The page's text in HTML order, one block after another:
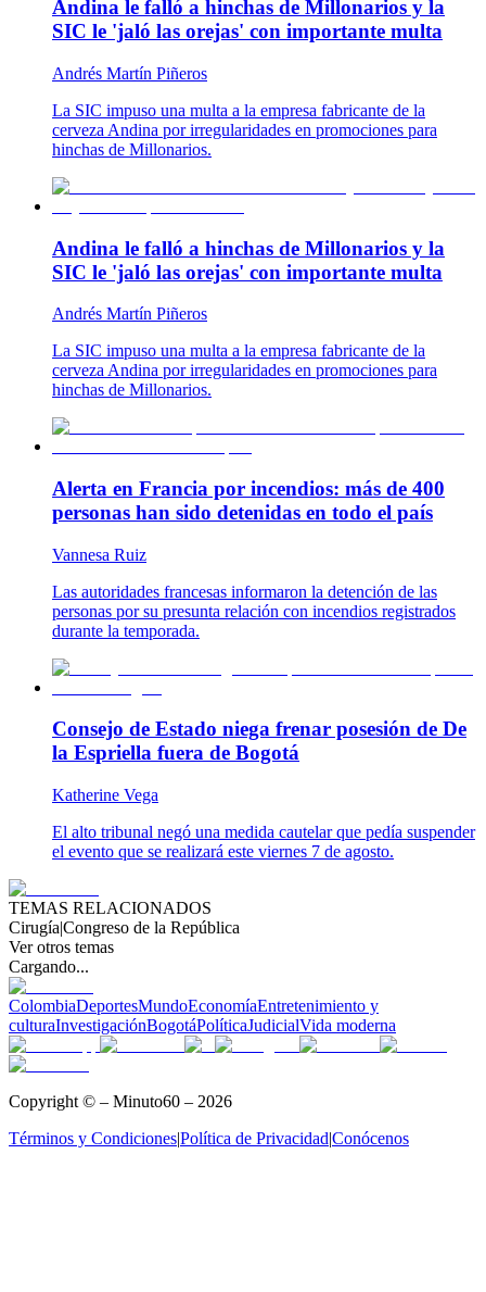
Andina le falló a hinchas de Millonarios y la
SIC le 'jaló las orejas' con importante multa
Andrés Martín Piñeros
La SIC impuso una multa a la empresa fabricante de la
cerveza Andina por irregularidades en promociones para
hinchas de Millonarios.
Andina le falló a hinchas de Millonarios y la
SIC le 'jaló las orejas' con importante multa
Andrés Martín Piñeros
La SIC impuso una multa a la empresa fabricante de la
cerveza Andina por irregularidades en promociones para
hinchas de Millonarios.
Alerta en Francia por incendios: más de 400
personas han sido detenidas en todo el país
Vannesa Ruiz
Las autoridades francesas informaron la detención de las
personas por su presunta relación con incendios registrados
durante la temporada.
Consejo de Estado niega frenar posesión de De
la Espriella fuera de Bogotá
Katherine Vega
El alto tribunal negó una medida cautelar que pedía suspender
el evento que se realizará este viernes 7 de agosto.
TEMAS RELACIONADOS
Cirugía|Congreso de la República
Ver otros temas
Cargando...
ColombiaDeportesMundoEconomíaEntretenimiento y
culturaInvestigaciónBogotáPolíticaJudicialVida moderna
Copyright © – Minuto60 – 2026
Términos y Condiciones|Política de Privacidad|Conócenos